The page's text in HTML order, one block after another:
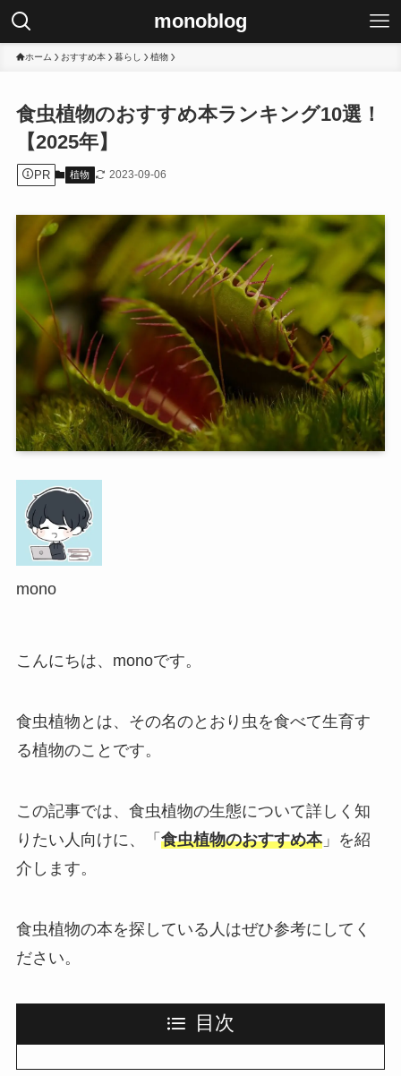
monoblog
ホーム おすすめ本 暮らし 植物
食虫植物のおすすめ本ランキング10選！
【2025年】
PR 植物 2023-09-06
mono
こんにちは、monoです。
食虫植物とは、その名のとおり虫を食べて生育す
る植物のことです。
この記事では、食虫植物の生態について詳しく知
りたい人向けに、「 食虫植物のおすすめ本」を紹
介します。
食虫植物の本を探している人はぜひ参考にしてく
ださい。
目次